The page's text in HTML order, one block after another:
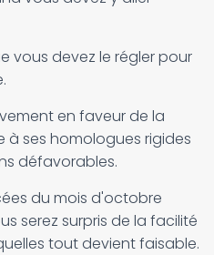
vous devez le régler pour
en faveur de la
à ses homologues rigides
défavorables.
du mois d'octobre
serez surpris de la facilité
tout devient faisable.